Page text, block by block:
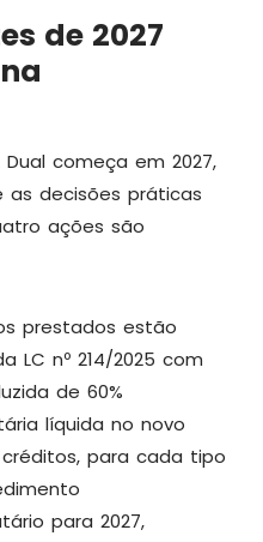
de 2027
começa em 2027,
as decisões práticas
ações são
prestados estão
LC nº 214/2025 com
de 60%
líquida no novo
para cada tipo
para 2027,